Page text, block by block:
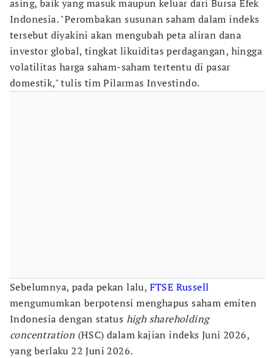
asing, baik yang masuk maupun keluar dari Bursa Efek
Indonesia. "Perombakan susunan saham dalam indeks
tersebut diyakini akan mengubah peta aliran dana
investor global, tingkat likuiditas perdagangan, hingga
volatilitas harga saham-saham tertentu di pasar
domestik," tulis tim Pilarmas Investindo.
Sebelumnya, pada pekan lalu, FTSE Russell
mengumumkan berpotensi menghapus saham emiten
Indonesia dengan status high shareholding
concentration (HSC) dalam kajian indeks Juni 2026,
yang berlaku 22 Juni 2026.